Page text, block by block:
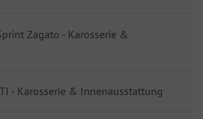
Zagato - Karosserie &
- Karosserie & Innenausstattung